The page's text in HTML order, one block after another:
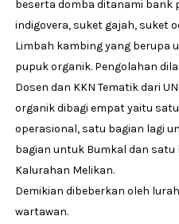
beserta domba ditanami bank
indigovera, suket gajah, suket
Limbah kambing yang berupa
pupuk organik. Pengolahan
Dosen dan KKN Tematik dari
organik dibagi empat yaitu
operasional, satu bagian lagi
bagian untuk Bumkal dan satu
Kalurahan Melikan.
Demikian dibeberkan oleh
wartawan.